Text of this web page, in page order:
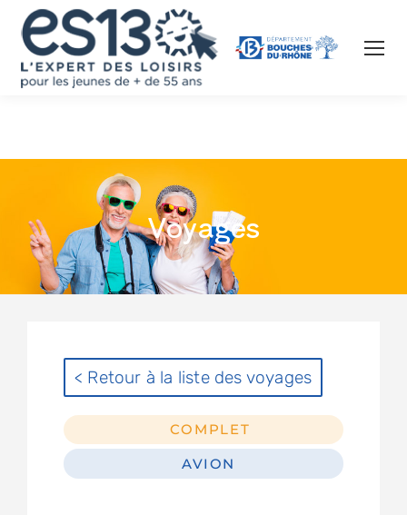
Voyages
< Retour à la liste des voyages
COMPLET
AVION